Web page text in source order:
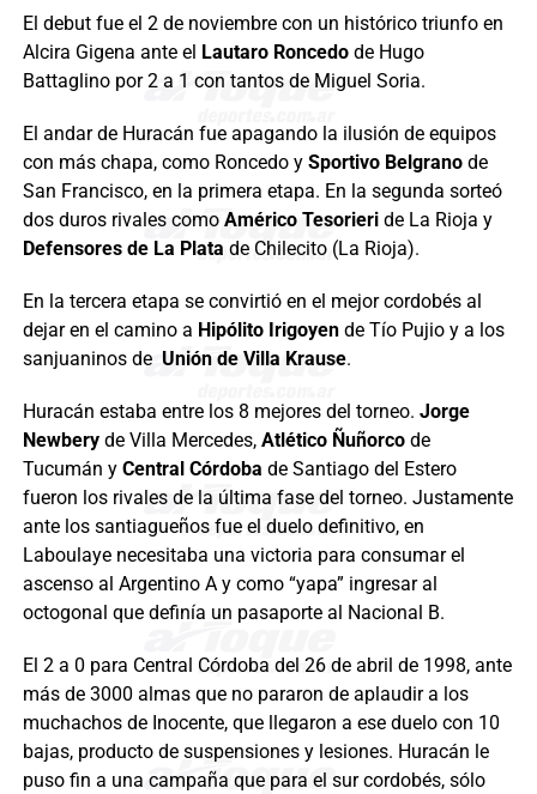
El debut fue el 2 de noviembre con un histórico triunfo en
Alcira Gigena ante el Lautaro Roncedode Hugo
Battaglino por 2 a 1 con tantos de Miguel Soria.
El andar de Huracán fue apagando la ilusión de equipos
con más chapa, como Roncedo y Sportivo Belgranode
San Francisco, en la primera etapa. En la segunda sorteó
dos duros rivales como Américo Tesorieride La Rioja y
Defensores de La Plata de Chilecito (La Rioja).
En la tercera etapa se convirtió en el mejor cordobés al
dejar en el camino a Hipólito Irigoyende Tío Pujio y a los
sanjuaninos de Unión de Villa Krause.
Huracán estaba entre los 8 mejores del torneo. Jorge
Newberyde Villa Mercedes, Atlético Ñuñorcode
Tucumán y Central Córdoba de Santiago del Estero
fueron los rivales de la última fase del torneo. Justamente
ante los santiagueños fue el duelo definitivo, en
Laboulaye necesitaba una victoria para consumar el
ascenso al Argentino A y como “yapa” ingresar al
octogonal que definía un pasaporte al Nacional B.
El 2 a 0 para Central Córdoba del 26 de abril de 1998, ante
más de 3000 almas que no pararon de aplaudir a los
muchachos de Inocente, que llegaron a ese duelo con 10
bajas, producto de suspensiones y lesiones. Huracán le
puso fin a una campaña que para el sur cordobés, sólo